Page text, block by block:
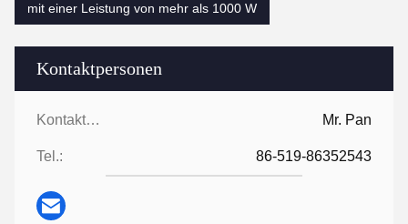
Kontaktpersonen
Kontaktpersonen: Mr. Pan
Tel.: 86-519-86352543
mit einer Leistung von mehr als 1000 W